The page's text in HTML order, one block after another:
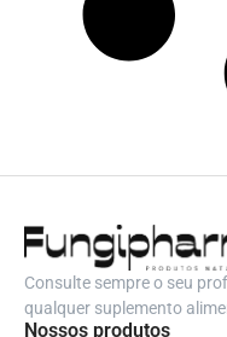
Consulte sempre o seu
qualquer suplemento
Nossos produtos